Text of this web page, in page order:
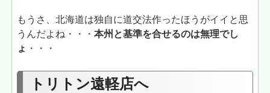
もうさ、北海道は独自に道交法作ったほうがイイと思
うんだよね・・・本州と基準を合せるのは無理でし
ょ ・・・
トリトン遠軽店へ